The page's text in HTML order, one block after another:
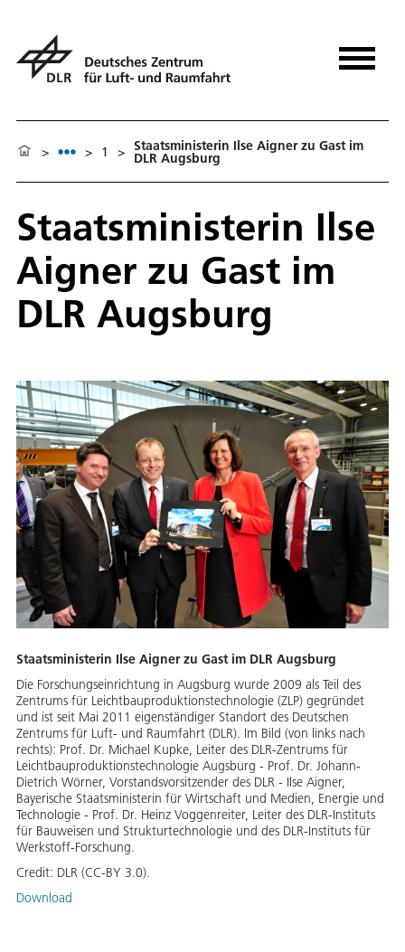
> > 1 > Staatsministerin Ilse Aigner zu Gast im
DLR Augsburg
Staatsministerin Ilse
Aigner zu Gast im
DLR Augsburg
Staatsministerin Ilse Aigner zu Gast im DLR Augsburg
Die Forschungseinrichtung in Augsburg wurde 2009 als Teil des
Zentrums für Leichtbauproduktionstechnologie (ZLP) gegründet
und ist seit Mai 2011 eigenständiger Standort des Deutschen
Zentrums für Luft- und Raumfahrt (DLR). Im Bild (von links nach
rechts): Prof. Dr. Michael Kupke, Leiter des DLR-Zentrums für
Leichtbauproduktionstechnologie Augsburg - Prof. Dr. Johann-
Dietrich Wörner, Vorstandsvorsitzender des DLR - Ilse Aigner,
Bayerische Staatsministerin für Wirtschaft und Medien, Energie und
Technologie - Prof. Dr. Heinz Voggenreiter, Leiter des DLR-Instituts
für Bauweisen und Strukturtechnologie und des DLR-Instituts für
Werkstoff-Forschung.
Credit: DLR (CC-BY 3.0).
Download